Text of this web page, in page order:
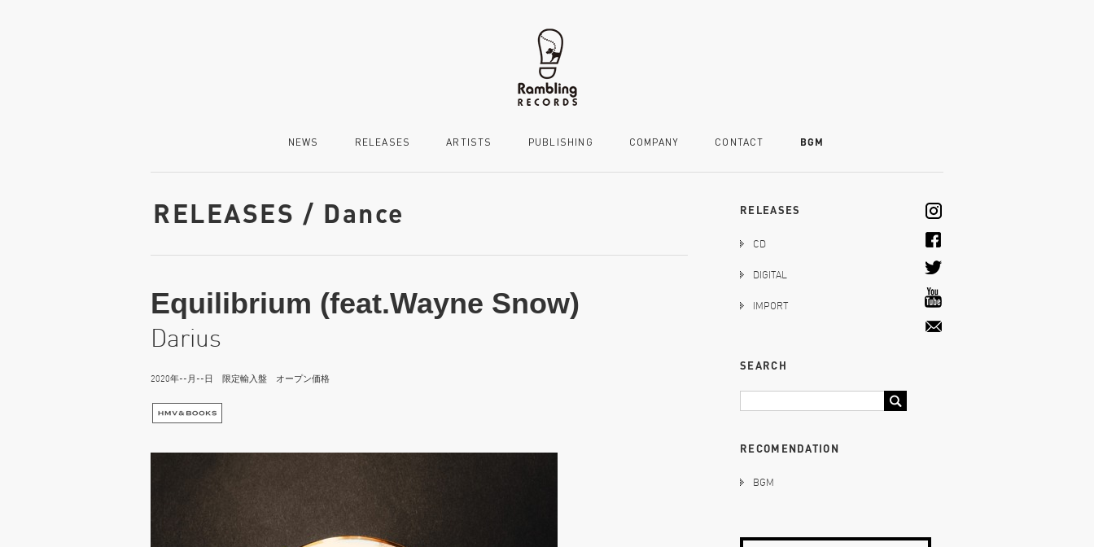
NEWS RELEASES ARTISTS PUBLISHING COMPANY CONTACT BGM
RELEASES / Dance
Equilibrium (feat.Wayne Snow)
Darius
2020年--月--日 限定輸入盤 オープン価格
RELEASES
CD
DIGITAL
IMPORT
SEARCH
RECOMENDATION
BGM